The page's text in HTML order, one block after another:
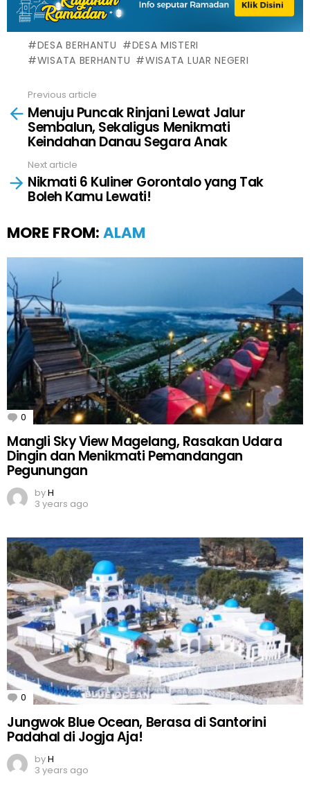
DESA BERHANTU
DESA MISTERI
WISATA BERHANTU
WISATA LUAR NEGERI
more
Previous article
Menuju Puncak Rinjani Lewat Jalur
Sembalun, Sekaligus Menikmati
Keindahan Danau Segara Anak
Next article
Nikmati 6 Kuliner Gorontalo yang Tak
Boleh Kamu Lewati!
MORE FROM: ALAM
0 Comments
Mangli Sky View Magelang, Rasakan Udara
Dingin dan Menikmati Pemandangan
Pegunungan
byH
3 years ago
0 Comments
Jungwok Blue Ocean, Berasa di Santorini
Padahal di Jogja Aja!
byH
3 years ago